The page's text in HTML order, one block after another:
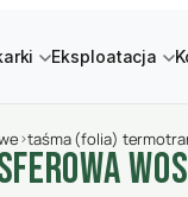
Eksploatacja
›taśma (folia)